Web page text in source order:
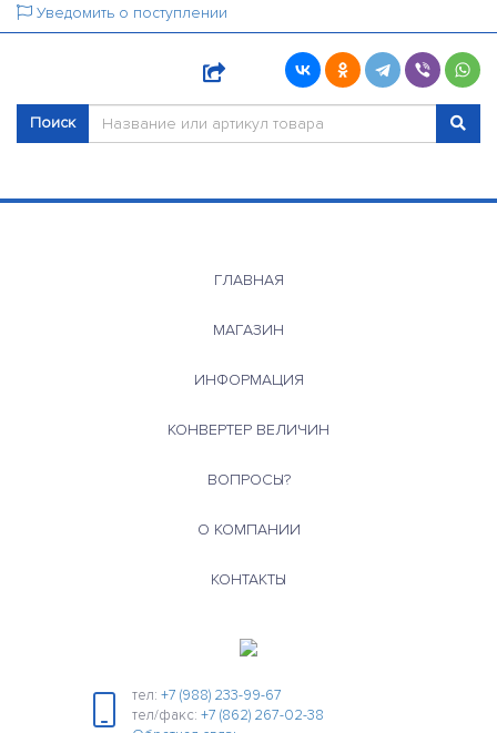
Уведомить о поступлении
Поиск
ГЛАВНАЯ
МАГАЗИН
ИНФОРМАЦИЯ
КОНВЕРТЕР ВЕЛИЧИН
ВОПРОСЫ?
О КОМПАНИИ
КОНТАКТЫ
тел: +7 (988) 233-99-67
тел/факс: +7 (862) 267-02-38